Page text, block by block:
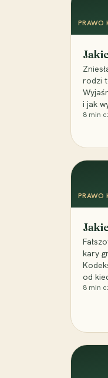
PRAWO
rodzi
i jak
8 min
PRAWO
kary
od
8 min